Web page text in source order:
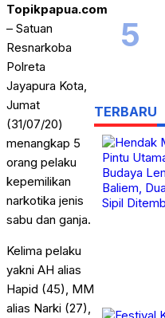
Topikpapua.com
– Satuan
Resnarkoba
Polreta
Jayapura Kota,
Jumat
(31/07/20)
menangkap 5
orang pelaku
kepemilikan
narkotika jenis
sabu dan ganja.
Kelima pelaku
yakni AH alias
Hapid (45), MM
alias Narki (27),
TERBARU